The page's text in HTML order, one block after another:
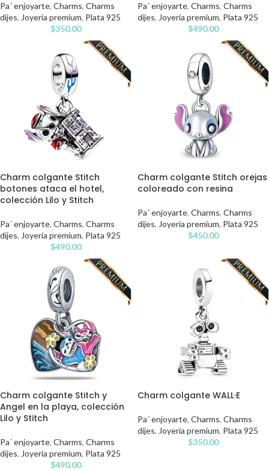
Pa´ enjoyarte, Charms, Charms
dijes, Joyería premium, Plata 925
$350.00
Pa´ enjoyarte, Charms, Charms
dijes, Joyería premium, Plata 925
$490.00
Charm colgante Stitch
botones ataca el hotel,
colección Lilo y Stitch
Pa´ enjoyarte, Charms, Charms
dijes, Joyería premium, Plata 925
$490.00
Charm colgante Stitch orejas
coloreado con resina
Pa´ enjoyarte, Charms, Charms
dijes, Joyería premium, Plata 925
$450.00
Charm colgante Stitch y
Angel en la playa, colección
Lilo y Stitch
Pa´ enjoyarte, Charms, Charms
dijes, Joyería premium, Plata 925
$490.00
Charm colgante WALL·E
Pa´ enjoyarte, Charms, Charms
dijes, Joyería premium, Plata 925
$350.00